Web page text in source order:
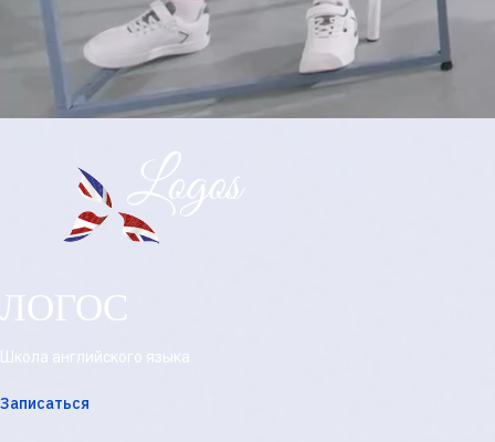
ЛОГОС
Школа английского языка
Записаться